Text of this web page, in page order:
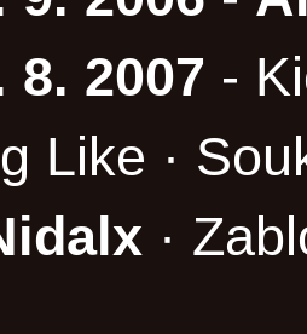
8. 2007 -
Like ·
·